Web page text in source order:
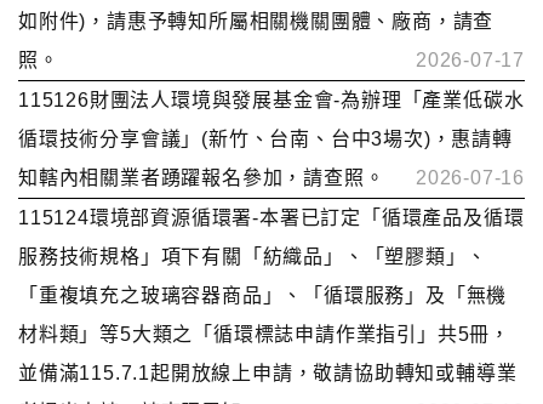
如附件)，請惠予轉知所屬相關機關團體、廠商，請查
照。
2026-07-17
115126財團法人環境與發展基金會-為辦理「產業低碳水
循環技術分享會議」(新竹、台南、台中3場次)，惠請轉
知轄內相關業者踴躍報名參加，請查照。
2026-07-16
115124環境部資源循環署-本署已訂定「循環產品及循環
服務技術規格」項下有關「紡織品」、「塑膠類」、
「重複填充之玻璃容器商品」、「循環服務」及「無機
材料類」等5大類之「循環標誌申請作業指引」共5冊，
並備滿115.7.1起開放線上申請，敬請協助轉知或輔導業